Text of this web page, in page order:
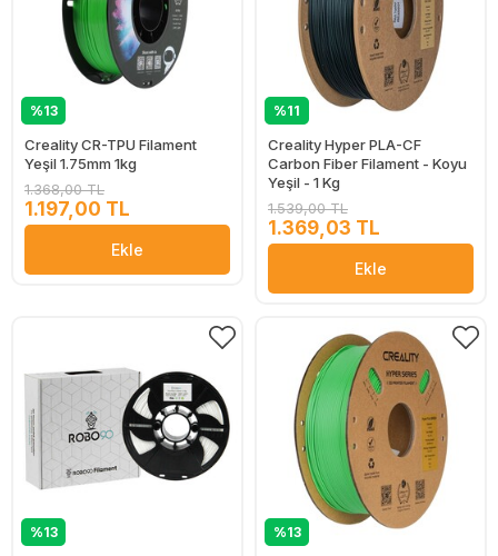
%13
Creality CR-TPU Filament
Yeşil 1.75mm 1kg
1.368,00 TL
1.197,00 TL
Ekle
%11
Creality Hyper PLA-CF
Carbon Fiber Filament - Koyu
Yeşil - 1 Kg
1.539,00 TL
1.369,03 TL
Ekle
%13 %13